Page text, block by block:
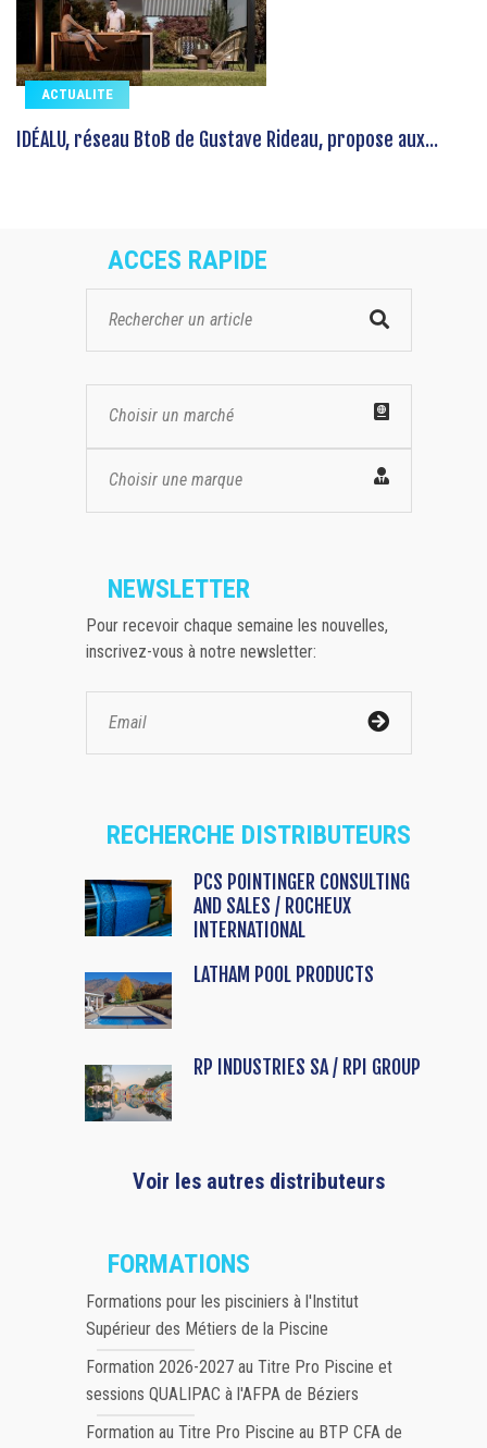
ACTUALITE
IDÉALU, réseau BtoB de Gustave Rideau, propose aux...
ACCES RAPIDE
Choisir un marché
Choisir une marque
NEWSLETTER
Pour recevoir chaque semaine les nouvelles,
inscrivez-vous à notre newsletter:
RECHERCHE DISTRIBUTEURS
PCS POINTINGER CONSULTING
AND SALES / ROCHEUX
INTERNATIONAL
LATHAM POOL PRODUCTS
RP INDUSTRIES SA / RPI GROUP
Voir les autres distributeurs
FORMATIONS
Formations pour les pisciniers à l'Institut
Supérieur des Métiers de la Piscine
Formation 2026-2027 au Titre Pro Piscine et
sessions QUALIPAC à l'AFPA de Béziers
Formation au Titre Pro Piscine au BTP CFA de